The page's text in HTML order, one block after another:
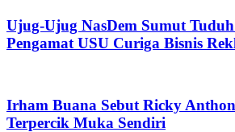
Ujug-Ujug NasDem Sumut
Pengamat USU Curiga Bisnis
Irham Buana Sebut Ricky
Terpercik Muka Sendiri